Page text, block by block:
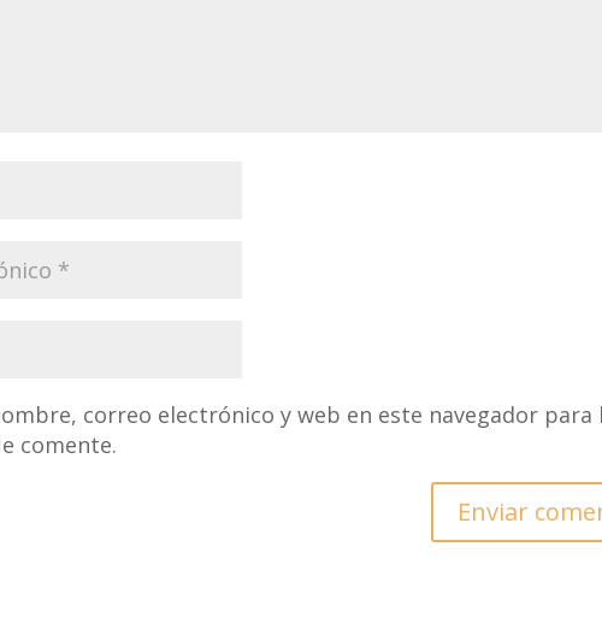
correo electrónico y web en este navegador para
comente.